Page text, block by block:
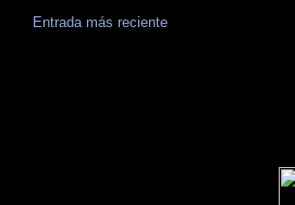
Entrada más reciente